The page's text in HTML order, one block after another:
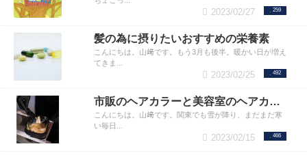
259
2023/02/27
髪の為に摂りたいおすすめの栄養素
こんにちは。山﨑です。もう3月も後半。暖かい日が増え
てきま...
492
2023/02/25
市販のヘアカラーと美容室のヘアカラーの違い
こんにちは。山﨑です。関東でも雪が降り、まだまだ寒
い毎日...
466
2023/02/15